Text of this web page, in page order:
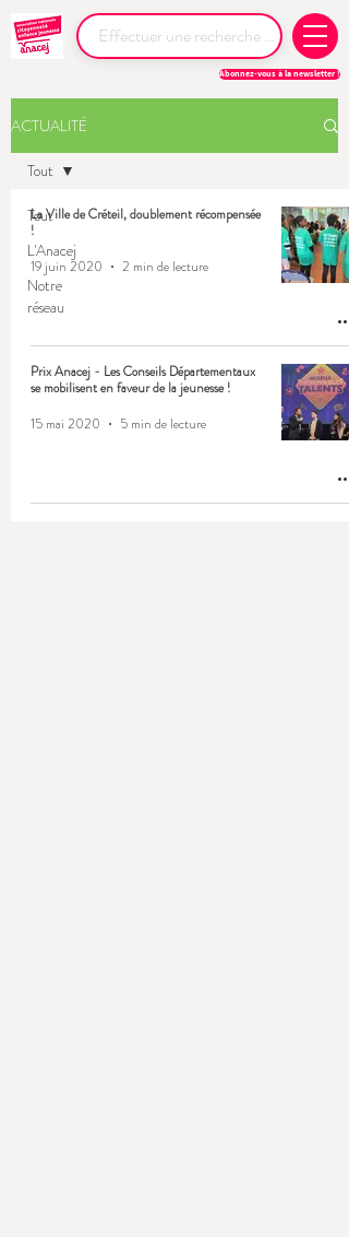
Abonnez-vous à la newsletter !
ACTUALITÉ
Tout
L'Anacej
Notre
réseau
Tout
La Ville de Créteil, doublement récompensée
!
19 juin 2020
2 min de lecture
Prix Anacej - Les Conseils Départementaux
se mobilisent en faveur de la jeunesse !
15 mai 2020
5 min de lecture